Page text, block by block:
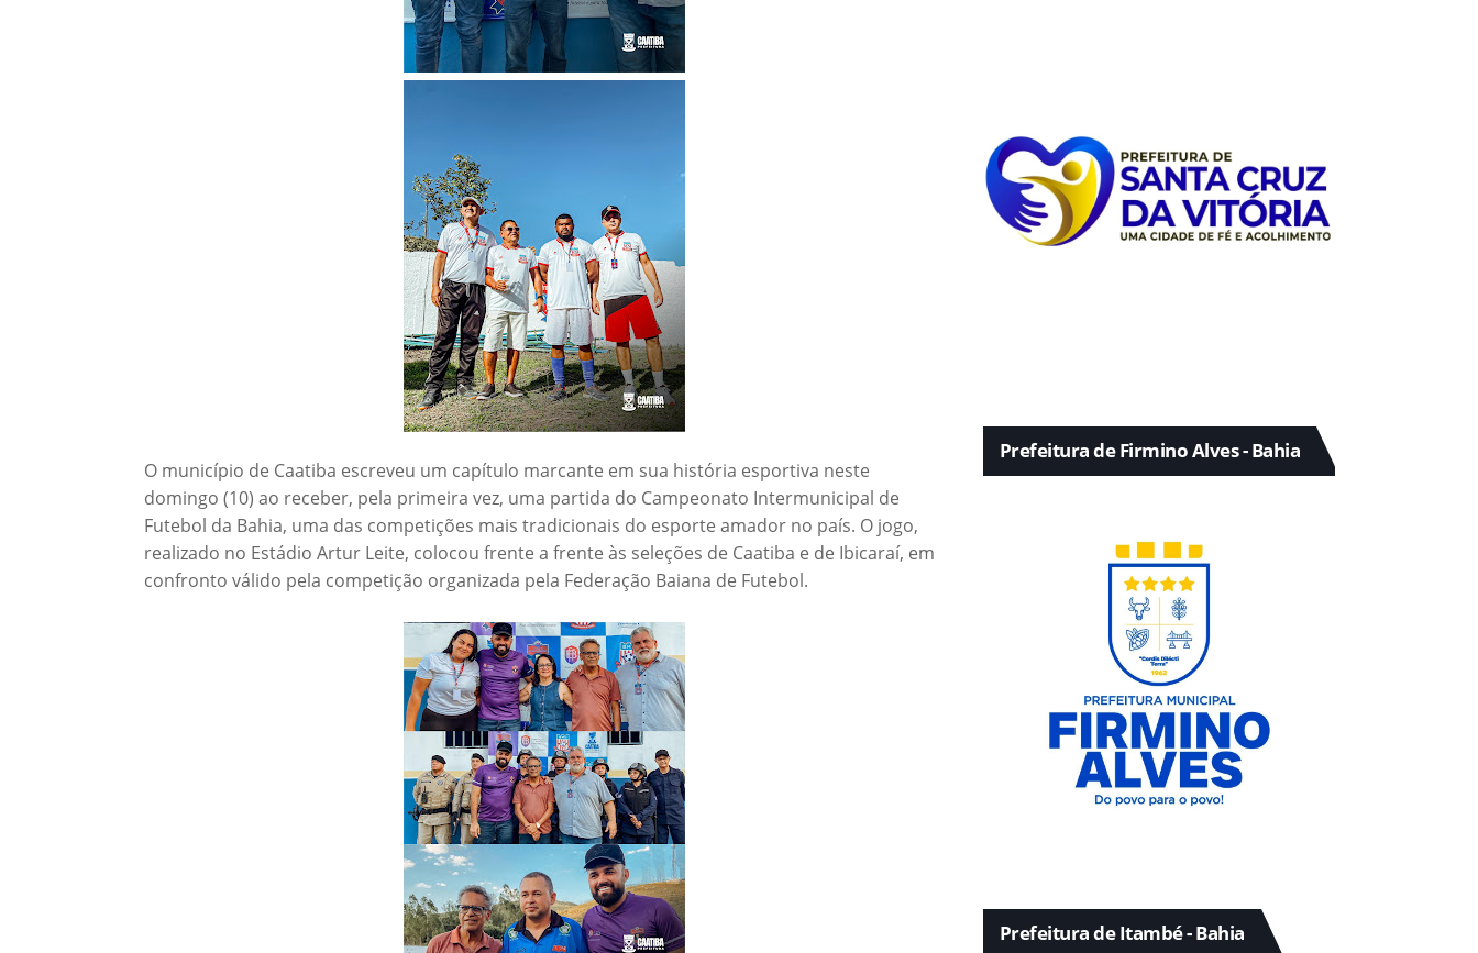
O município de Caatiba escreveu um capítulo marcante em sua história esportiva neste
domingo (10) ao receber, pela primeira vez, uma partida do Campeonato Intermunicipal de
Futebol da Bahia, uma das competições mais tradicionais do esporte amador no país. O jogo,
realizado no Estádio Artur Leite, colocou frente a frente às seleções de Caatiba e de Ibicaraí, em
confronto válido pela competição organizada pela Federação Baiana de Futebol.
Prefeitura de Firmino Alves - Bahia
Prefeitura de Itambé - Bahia